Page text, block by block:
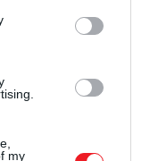
my
játszódik, jóval
az Upside
a történet 1959-
minél előbb